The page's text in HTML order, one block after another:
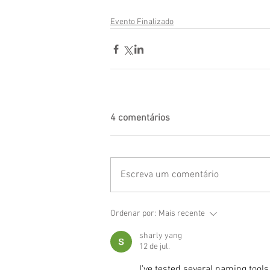
Evento Finalizado
4 comentários
Escreva um comentário
Ordenar por: Mais recente
sharly yang
12 de jul.